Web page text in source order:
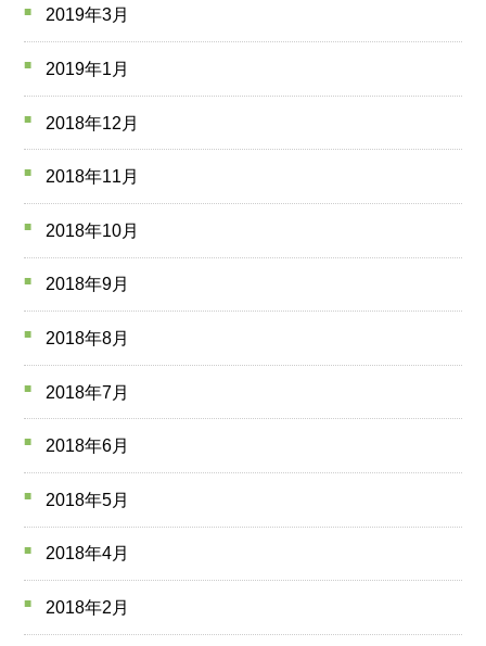
2019年3月
2019年1月
2018年12月
2018年11月
2018年10月
2018年9月
2018年8月
2018年7月
2018年6月
2018年5月
2018年4月
2018年2月